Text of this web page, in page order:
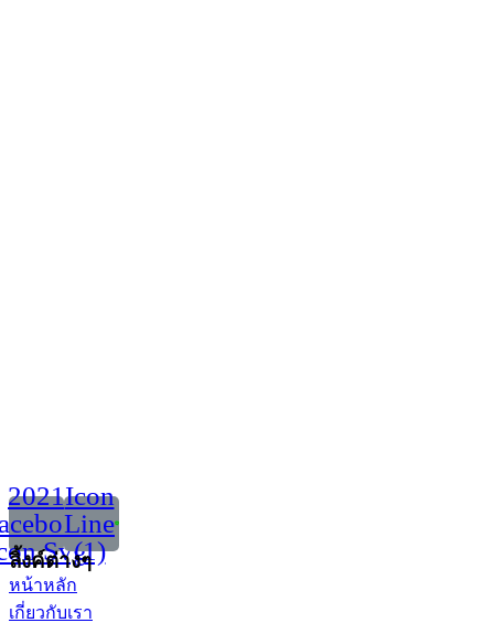
2021
Svg
Icon
Line
(1)
ลิ้งค์ต่างๆ
หน้าหลัก
เกี่ยวกับเรา